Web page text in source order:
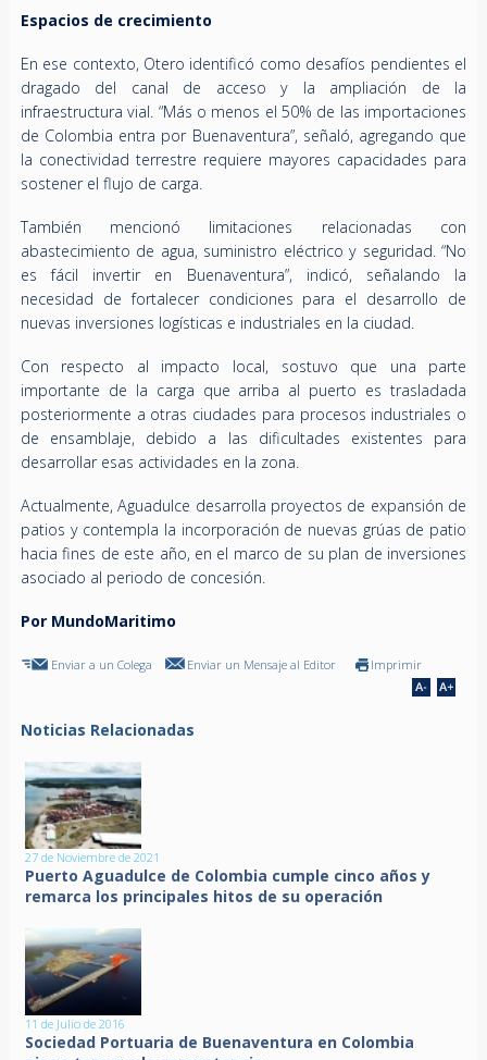
Espacios de crecimiento
En ese contexto, Otero identificó como desafíos pendientes el
dragado del canal de acceso y la ampliación de la
infraestructura vial. “Más o menos el 50% de las importaciones
de Colombia entra por Buenaventura”, señaló, agregando que
la conectividad terrestre requiere mayores capacidades para
sostener el flujo de carga.
También mencionó limitaciones relacionadas con
abastecimiento de agua, suministro eléctrico y seguridad. “No
es fácil invertir en Buenaventura”, indicó, señalando la
necesidad de fortalecer condiciones para el desarrollo de
nuevas inversiones logísticas e industriales en la ciudad.
Con respecto al impacto local, sostuvo que una parte
importante de la carga que arriba al puerto es trasladada
posteriormente a otras ciudades para procesos industriales o
de ensamblaje, debido a las dificultades existentes para
desarrollar esas actividades en la zona.
Actualmente, Aguadulce desarrolla proyectos de expansión de
patios y contempla la incorporación de nuevas grúas de patio
hacia fines de este año, en el marco de su plan de inversiones
asociado al periodo de concesión.
Por MundoMaritimo
Enviar a un Colega Enviar un Mensaje al Editor Imprimir
Noticias Relacionadas
27 de Noviembre de 2021
Puerto Aguadulce de Colombia cumple cinco años y
remarca los principales hitos de su operación
11 de Julio de 2016
Sociedad Portuaria de Buenaventura en Colombia